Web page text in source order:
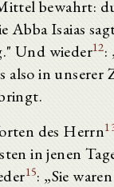
bewahrt:
Isaias
Und wieder12:
in unserer
des Herrn
in jenen
15: „Sie